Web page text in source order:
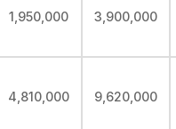
1,950,000 3,900,000
4,810,000 9,620,000